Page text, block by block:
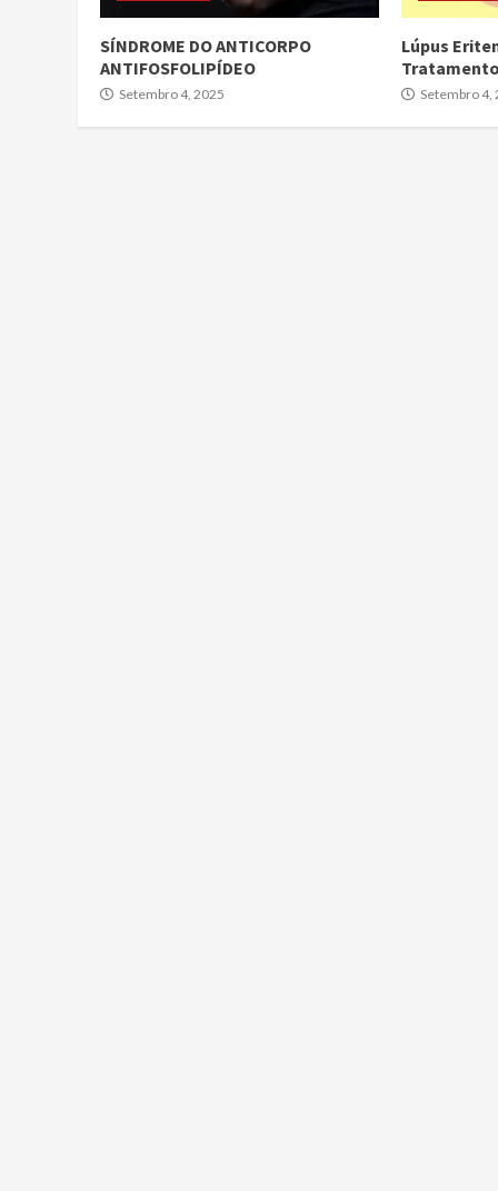
SÍNDROME DO ANTICORPO
ANTIFOSFOLIPÍDEO
Setembro 4, 2025
Lúpus
Setembro 4,